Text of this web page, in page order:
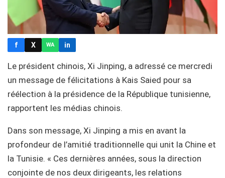
f X WA in
Le président chinois, Xi Jinping, a adressé ce mercredi
un message de félicitations à Kais Saied pour sa
réélection à la présidence de la République tunisienne,
rapportent les médias chinois.
Dans son message, Xi Jinping a mis en avant la
profondeur de l’amitié traditionnelle qui unit la Chine et
la Tunisie. « Ces dernières années, sous la direction
conjointe de nos deux dirigeants, les relations